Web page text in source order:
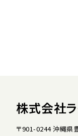
株式会社
〒901-0244 沖縄県